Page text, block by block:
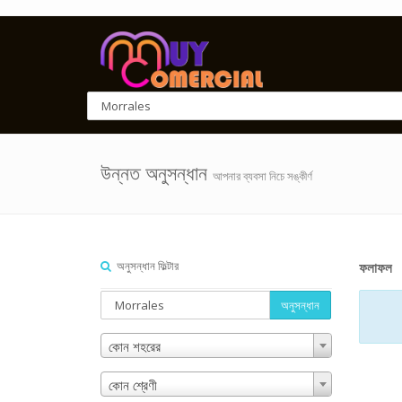
উন্নত অনুসন্ধান আপনার ব্যবসা নিচে সঙ্কীর্ণ
অনুসন্ধান ফিল্টার
অনুসন্ধান
কোন শহরের
কোন শ্রেণী
ফলাফল